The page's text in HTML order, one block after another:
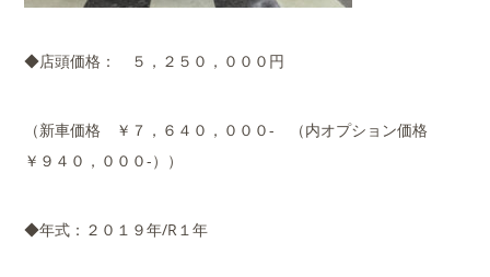
◆店頭価格： ５，２５０，０００円
（新車価格 ￥７，６４０，０００- （内オプション価格
￥９４０，０００-））
◆年式：２０１９年/R１年